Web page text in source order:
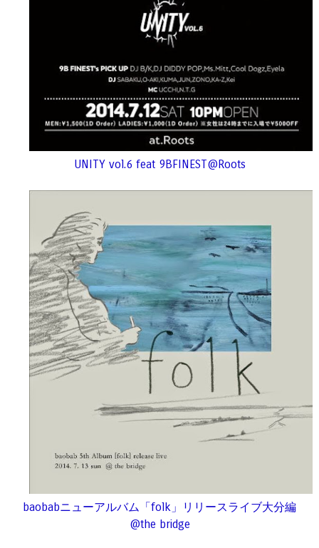
UNITY vol.6 feat 9BFINEST@Roots
baobabニューアルバム「folk」リリースライブ大分編
@the bridge